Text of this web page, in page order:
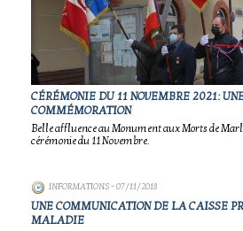
CÉRÉMONIE DU 11 NOVEMBRE 2021:
COMMÉMORATION
Belle affluence au Monument aux Morts de
cérémonie du 11 Novembre.
INFORMATIONS- 07/11/2018
UNE COMMUNICATION DE LA CAISSE
MALADIE